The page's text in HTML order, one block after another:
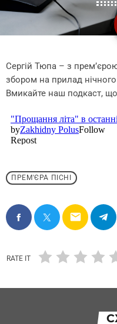
Сергій Тюпа – з
збором на прилад
Вмикайте наш подкаст,
ПРЕМ'ЄРА ПІСНІ
email
RATE IT